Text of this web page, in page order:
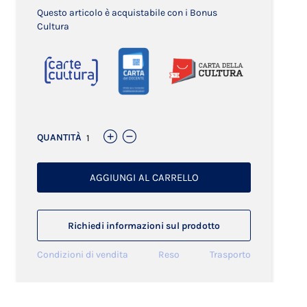
Questo articolo è acquistabile con i Bonus
Cultura
QUANTITÀ
AGGIUNGI AL CARRELLO
Richiedi informazioni sul prodotto
Condizioni di vendita Reso Trasporto